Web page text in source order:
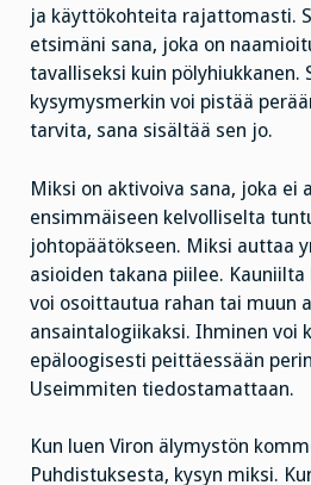
ja käyttökohteita rajattomasti.
etsimäni sana, joka on
tavalliseksi kuin pölyhiukkanen.
kysymysmerkin voi pistää
tarvita, sana sisältää sen jo.
Miksi on aktivoiva sana, joka ei
ensimmäiseen kelvolliselta
johtopäätökseen. Miksi auttaa
asioiden takana piilee.
voi osoittautua rahan tai muun
ansaintalogiikaksi. Ihminen voi
epäloogisesti peittäessään
Useimmiten tiedostamattaan.
Kun luen Viron älymystön
Puhdistuksesta, kysyn miksi.